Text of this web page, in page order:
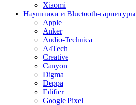
Xiaomi
Наушники и Bluetooth-гарнитуры
Apple
Anker
Audio-Technica
A4Tech
Creative
Canyon
Digma
Deppa
Edifier
Google Pixel